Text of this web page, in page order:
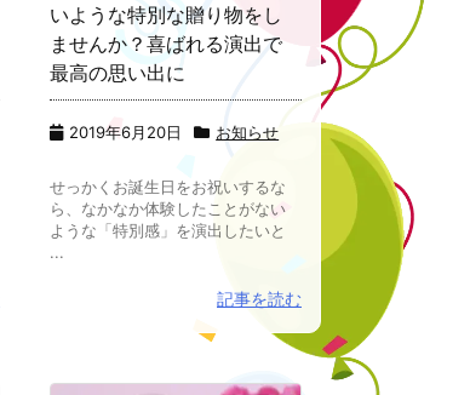
いような特別な贈り物をし
ませんか？喜ばれる演出で
最高の思い出に
2019年6月20日 お知らせ
せっかくお誕生日をお祝いするな
ら、なかなか体験したことがない
ような「特別感」を演出したいと
...
記事を読む